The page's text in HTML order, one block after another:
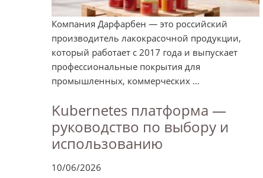
Компания Дарфарбен — это российский
производитель лакокрасочной продукции,
который работает с 2017 года и выпускает
профессиональные покрытия для
промышленных, коммерческих ...
Kubernetes платформа —
руководство по выбору и
использованию
10/06/2026